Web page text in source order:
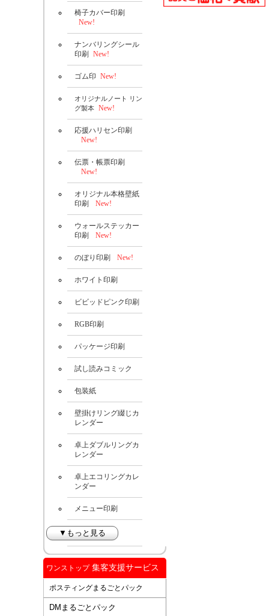
椅子カバー印刷
New!
ナンバリングシール
印刷 New!
ゴム印 New!
オリジナルノート リン
グ製本 New!
応援ハリセン印刷
New!
伝票・帳票印刷
New!
オリジナル本格壁紙
印刷
New!
ウォールステッカー
印刷
New!
のぼり印刷 New!
ホワイト印刷
ビビッドピンク印刷
RGB印刷
パッケージ印刷
試し読みコミック
包装紙
壁掛けリング綴じカ
レンダー
卓上ダブルリングカ
レンダー
卓上エコリングカレ
ンダー
メニュー印刷
▼もっと見る
ワンストップ集客支援サービス
ポスティングまるごとパック
DMまるごとパック